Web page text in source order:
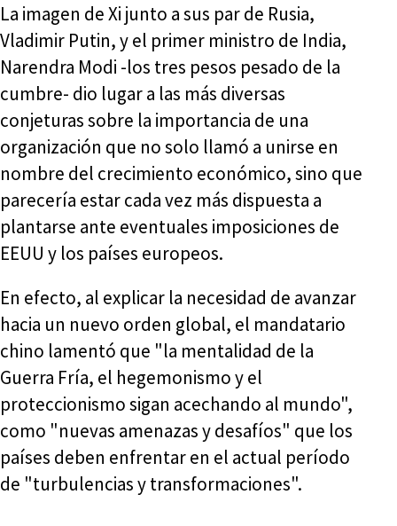
La imagen de Xi junto a sus par de Rusia,
Vladimir Putin, y el primer ministro de India,
Narendra Modi -los tres pesos pesado de la
cumbre- dio lugar a las más diversas
conjeturas sobre la importancia de una
organización que no solo llamó a unirse en
nombre del crecimiento económico, sino que
parecería estar cada vez más dispuesta a
plantarse ante eventuales imposiciones de
EEUU y los países europeos.
En efecto, al explicar la necesidad de avanzar
hacia un nuevo orden global, el mandatario
chino lamentó que "la mentalidad de la
Guerra Fría, el hegemonismo y el
proteccionismo sigan acechando al mundo",
como "nuevas amenazas y desafíos" que los
países deben enfrentar en el actual período
de "turbulencias y transformaciones".